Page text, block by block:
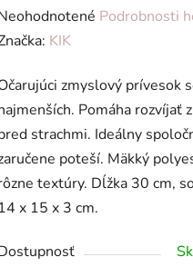
Podrobnosti
KIK
zmyslový prívesok
Pomáha rozvíjať
strachmi. Ideálny
poteší. Mäkký
textúry. Dĺžka 30 cm,
14 x 15 x 3 cm.